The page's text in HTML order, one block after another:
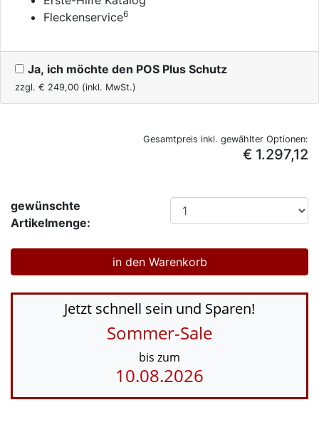
Fleckenservice6
Ja, ich möchte den POS Plus Schutz
zzgl. € 249,00 (inkl. MwSt.)
Gesamtpreis inkl. gewählter Optionen:
€ 1.297,12
gewünschte
Artikelmenge:
Jetzt schnell sein und Sparen!
Sommer-Sale
bis zum
10.08.2026